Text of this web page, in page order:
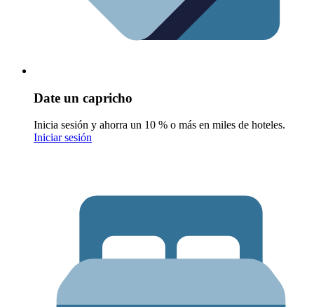
Date un capricho
Inicia sesión y ahorra un 10 % o más en miles de hoteles.
Iniciar sesión